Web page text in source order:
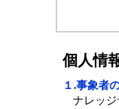
個人情
１.事象者
ナレッ